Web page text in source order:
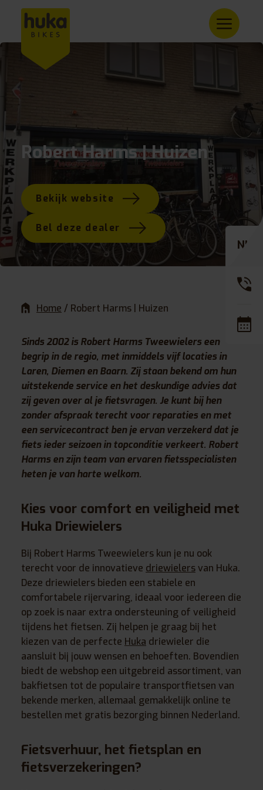
Robert Harms | Huizen
Bekijk website
Bel deze dealer
Home / Robert Harms | Huizen
Sinds 2002 is Robert Harms Tweewielers een
begrip in de regio, met inmiddels vijf locaties in
Laren, Diemen en Baarn. Zij staan bekend om hun
uitstekende service en het deskundige advies dat
zij geven over al je fietsvragen. Je kunt bij hen
zonder afspraak terecht voor reparaties en met
een servicecontract ben je ervan verzekerd dat je
fiets ieder seizoen in topconditie verkeert. Robert
Harms en zijn team van ervaren fietsspecialisten
heten je van harte welkom.
Kies voor comfort en veiligheid met
Huka Driewielers
Bij Robert Harms Tweewielers kun je nu ook
terecht voor de innovatieve driewielersvan Huka.
Deze driewielers bieden een stabiele en
comfortabele rijervaring, ideaal voor iedereen die
op zoek is naar extra ondersteuning of veiligheid
tijdens het fietsen. Zij helpen je graag bij het
kiezen van de perfecte Huka driewieler die
aansluit bij jouw wensen en behoeften. Bovendien
biedt de webshop een uitgebreid assortiment, van
bakfietsen tot de populaire transportfietsen van
bekende merken, allemaal gemakkelijk online te
bestellen met gratis bezorging binnen Nederland.
Fietsverhuur, het fietsplan en
fietsverzekeringen?
NL